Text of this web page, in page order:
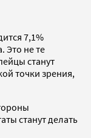
7,1%
Это не те
станут
точки зрения,
станут делать